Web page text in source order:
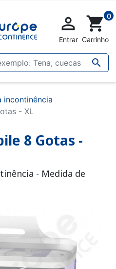


Entrar
shopping_cart 0
Carrinho
incontinência
- XL
8 Gotas -
- Medida de